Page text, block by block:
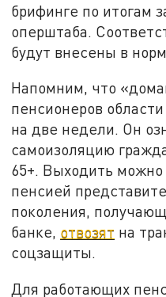
брифинге по итогам
оперштаба.
будут внесены в
Напомним, что
пенсионеров области
на две недели. Он
самоизоляцию
65+. Выходить можно
пенсией
поколения,
банке, отвозят на
соцзащиты.
Для работающих